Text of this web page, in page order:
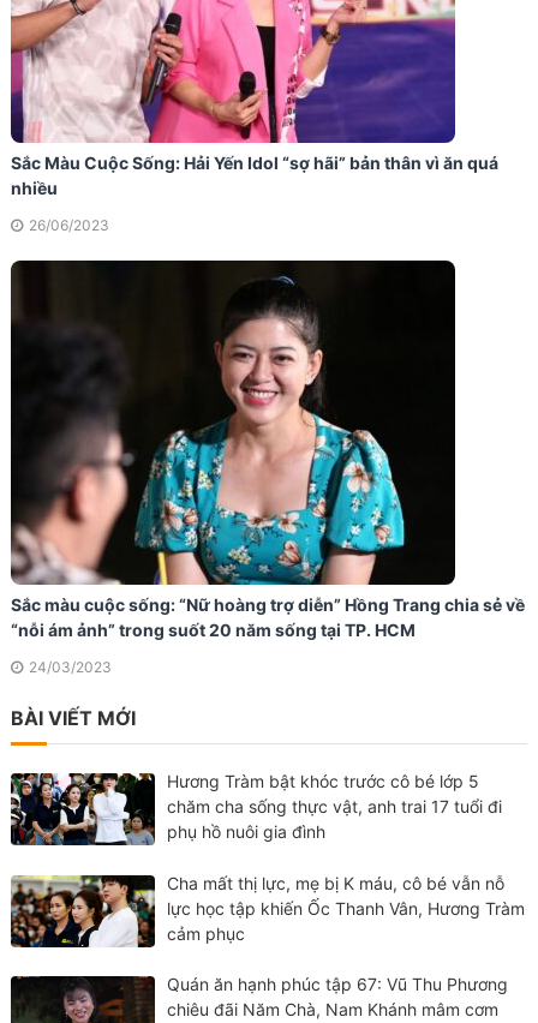
Sắc Màu Cuộc Sống: Hải Yến Idol “sợ hãi” bản thân vì ăn quá
nhiều
26/06/2023
Sắc màu cuộc sống: “Nữ hoàng trợ diễn” Hồng Trang chia sẻ về
“nỗi ám ảnh” trong suốt 20 năm sống tại TP. HCM
24/03/2023
BÀI VIẾT MỚI
Hương Tràm bật khóc trước cô bé lớp 5
chăm cha sống thực vật, anh trai 17 tuổi đi
phụ hồ nuôi gia đình
Cha mất thị lực, mẹ bị K máu, cô bé vẫn nỗ
lực học tập khiến Ốc Thanh Vân, Hương Tràm
cảm phục
Quán ăn hạnh phúc tập 67: Vũ Thu Phương
chiêu đãi Năm Chà, Nam Khánh mâm cơm